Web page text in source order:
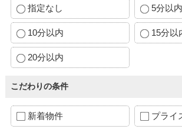
指定なし 5分以内
10分以内 15分以
20分以内
こだわりの条件
新着物件 プライ